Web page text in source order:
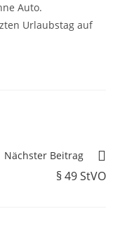
Auto.
Urlaubstag auf
Nächster Beitrag
§ 49 StVO